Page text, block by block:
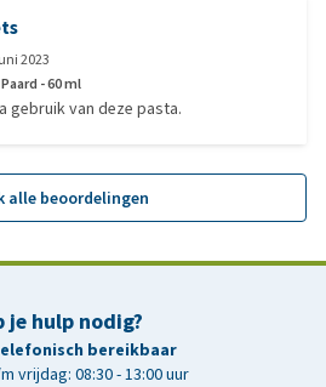
2023
- 60 ml
gebruik van deze pasta.
alle beoordelingen
je hulp nodig?
bereikbaar
vrijdag: 08:30 - 13:00 uur